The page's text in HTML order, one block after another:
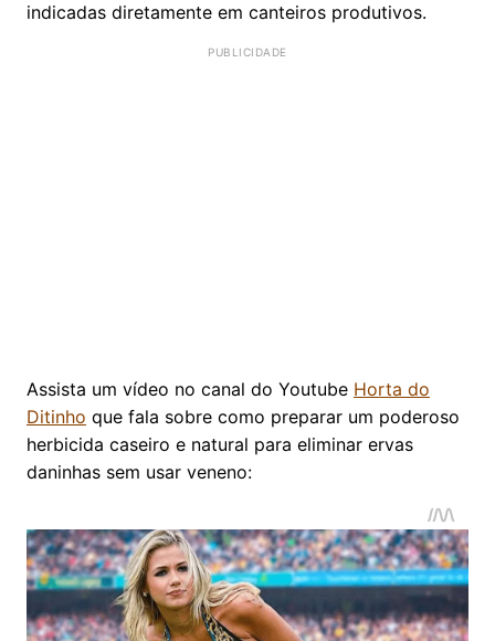
indicadas diretamente em canteiros produtivos.
Assista um vídeo no canal do Youtube Horta do
Ditinho que fala sobre como preparar um poderoso
herbicida caseiro e natural para eliminar ervas
daninhas sem usar veneno: